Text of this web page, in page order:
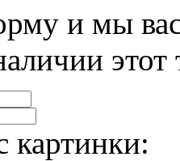
и мы
этот
картинки: